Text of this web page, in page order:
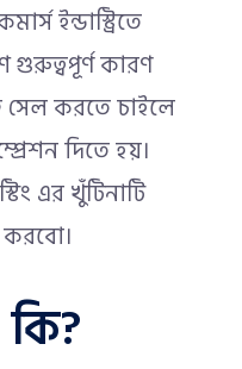
ইন্ডাস্ট্রিতে
গুরুত্বপূর্ণ কারণ
সেল করতে চাইলে
দিতে হয়।
এর খুঁটিনাটি
কি?